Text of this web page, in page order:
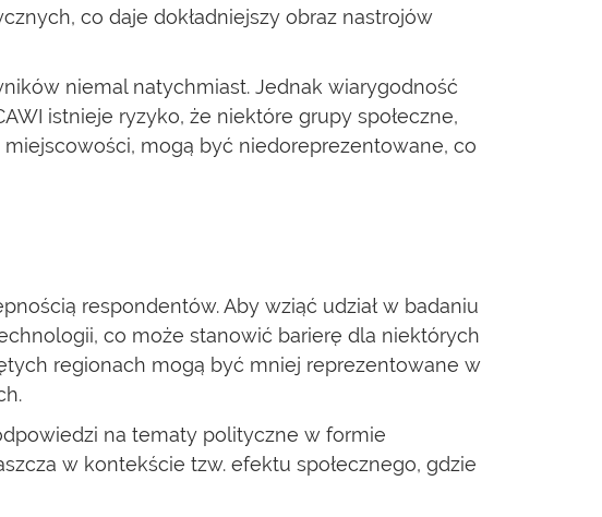
co daje dokładniejszy obraz nastrojów
niemal natychmiast. Jednak wiarygodność
istnieje ryzyko, że niektóre grupy społeczne,
mogą być niedoreprezentowane, co
respondentów. Aby wziąć udział w badaniu
co może stanowić barierę dla niektórych
regionach mogą być mniej reprezentowane w
na tematy polityczne w formie
w kontekście tzw. efektu społecznego, gdzie